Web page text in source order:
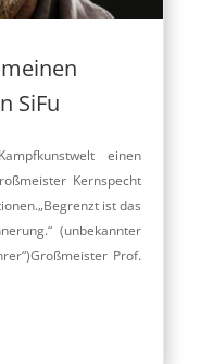
SiFu
einen
Kernspecht
ist das
(unbekannter
Prof.